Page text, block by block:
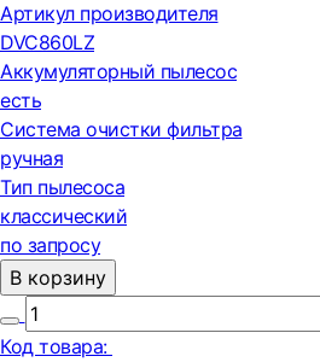
Артикул производителя
DVC860LZ
Аккумуляторный пылесос
есть
Система очистки фильтра
ручная
Тип пылесоса
классический
по запросу
В корзину
Код товара: